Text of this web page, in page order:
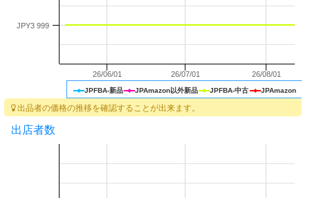
JPFBA-新品 JPAmazon以外新品 JPFBA-中古 JPAmazon
26/06/01 26/07/01 26/08/01
JPY3 999
出品者の価格の推移を確認することが出来ます。
出店者数